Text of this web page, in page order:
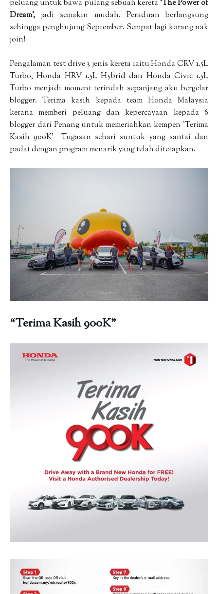
peluang untuk bawa pulang sebuah kereta‘The Power of
Dream’, jadi semakin mudah. Peraduan berlangsung
sehingga penghujung September. Sempat lagi korang nak
join!
Pengalaman test drive 3 jenis kereta iaitu Honda CRV 1.5L
Turbo, Honda HRV 1.5L Hybrid dan Honda Civic 1.5L
Turbo menjadi moment terindah sepanjang aku bergelar
blogger. Terima kasih kepada team Honda Malaysia
kerana memberi peluang dan kepercayaan kepada 6
blogger dari Penang untuk memeriahkan kempen 'Terima
Kasih 900K' Tugasan sehari suntuk yang santai dan
padat dengan program menarik yang telah ditetapkan.
“Terima Kasih 900K”